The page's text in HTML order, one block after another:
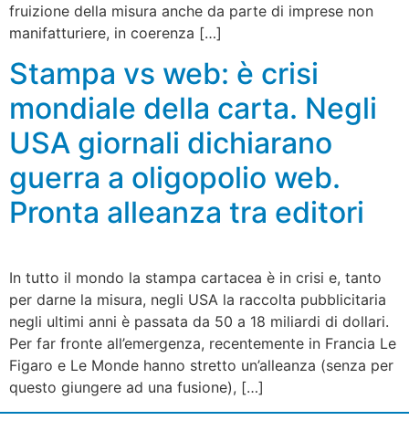
fruizione della misura anche da parte di imprese non
manifatturiere, in coerenza […]
Stampa vs web: è crisi
mondiale della carta. Negli
USA giornali dichiarano
guerra a oligopolio web.
Pronta alleanza tra editori
In tutto il mondo la stampa cartacea è in crisi e, tanto
per darne la misura, negli USA la raccolta pubblicitaria
negli ultimi anni è passata da 50 a 18 miliardi di dollari.
Per far fronte all’emergenza, recentemente in Francia Le
Figaro e Le Monde hanno stretto un’alleanza (senza per
questo giungere ad una fusione), […]